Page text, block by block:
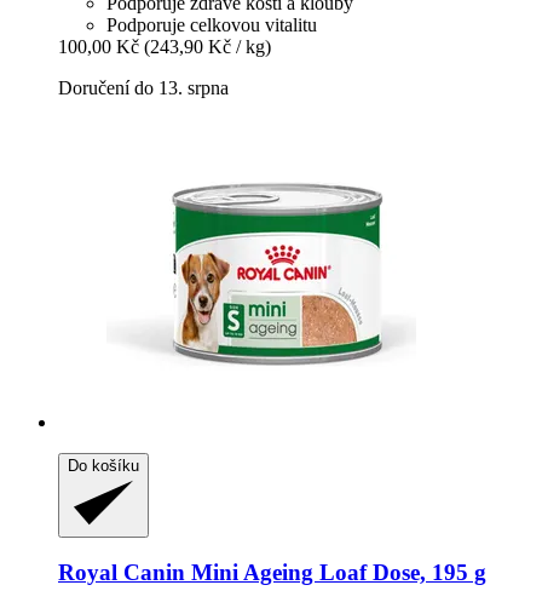
Podporuje celkovou vitalitu
100,00 Kč (243,90 Kč / kg)
Doručení do 13. srpna
Do košíku
Royal Canin Mini Ageing Loaf Dose, 195 g